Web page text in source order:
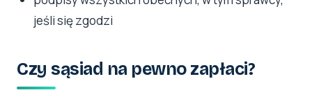
jeśli się zgodzi
Czy sąsiad na pewno zapłaci?